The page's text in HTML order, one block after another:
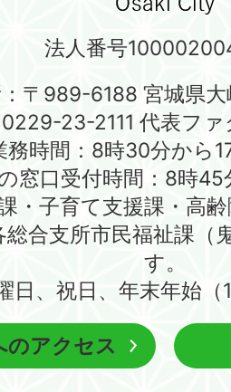
法人番号
〒989-6188 宮城県大
23-2111 代表フ
務時間：8時30分から
窓口受付時間：8時
・子育て支援課・高
合支所市民福祉課（
す。
日、祝日、年末年始
のアクセス